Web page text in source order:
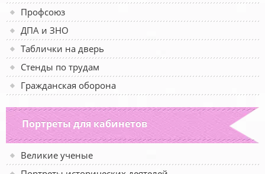
Профсоюз
ДПА и ЗНО
Таблички на дверь
Стенды по трудам
Гражданская оборона
Портреты для кабинетов
Великие ученые